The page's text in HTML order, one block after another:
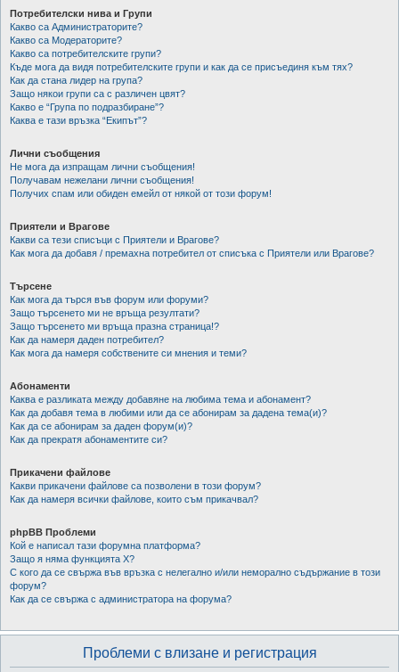
Потребителски нива и Групи
Какво са Администраторите?
Какво са Модераторите?
Какво са потребителските групи?
Къде мога да видя потребителските групи и как да се присъединя към тях?
Как да стана лидер на група?
Защо някои групи са с различен цвят?
Какво е “Група по подразбиране”?
Каква е тази връзка “Екипът”?
Лични съобщения
Не мога да изпращам лични съобщения!
Получавам нежелани лични съобщения!
Получих спам или обиден емейл от някой от този форум!
Приятели и Врагове
Какви са тези списъци с Приятели и Врагове?
Как мога да добавя / премахна потребител от списъка с Приятели или Врагове?
Търсене
Как мога да търся във форум или форуми?
Защо търсенето ми не връща резултати?
Защо търсенето ми връща празна страница!?
Как да намеря даден потребител?
Как мога да намеря собствените си мнения и теми?
Абонаменти
Каква е разликата между добавяне на любима тема и абонамент?
Как да добавя тема в любими или да се абонирам за дадена тема(и)?
Как да се абонирам за даден форум(и)?
Как да прекратя абонаментите си?
Прикачени файлове
Какви прикачени файлове са позволени в този форум?
Как да намеря всички файлове, които съм прикачвал?
phpBB Проблеми
Кой е написал тази форумна платформа?
Защо я няма функцията X?
С кого да се свържа във връзка с нелегално и/или неморално съдържание в този
форум?
Как да се свържа с администратора на форума?
Проблеми с влизане и регистрация